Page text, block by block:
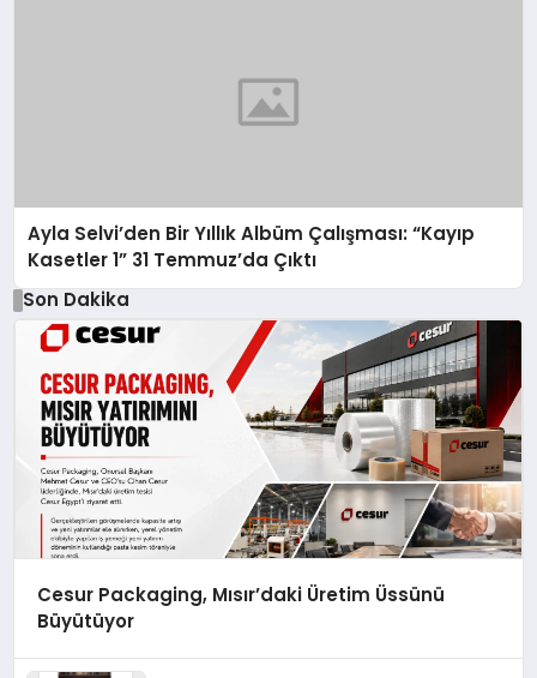
Ayla Selvi’den Bir Yıllık Albüm Çalışması: “Kayıp
Kasetler 1” 31 Temmuz’da Çıktı
Son Dakika
Cesur Packaging, Mısır’daki Üretim Üssünü
Büyütüyor